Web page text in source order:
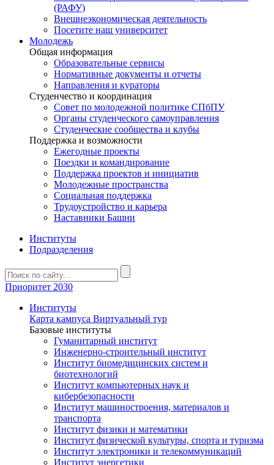
(РАФУ)
Внешнеэкономическая деятельность
Посетите наш университет
Молодежь
Общая информация
Образовательные сервисы
Нормативные документы и отчеты
Направления и кураторы
Студенчество и координация
Совет по молодежной политике СПбПУ
Органы студенческого самоуправления
Студенческие сообщества и клубы
Поддержка и возможности
Ежегодные проекты
Поездки и командирование
Поддержка проектов и инициатив
Молодежные пространства
Социальная поддержка
Трудоустройство и карьера
Наставники Башни
Институты
Подразделения
Приоритет 2030
Институты
Карта кампуса Виртуальный тур
Базовые институты
Гуманитарный институт
Инженерно-строительный институт
Институт биомедицинских систем и
биотехнологий
Институт компьютерных наук и
кибербезопасности
Институт машиностроения, материалов и
транспорта
Институт физики и математики
Институт физической культуры, спорта и туризма
Институт электроники и телекоммуникаций
Институт энергетики